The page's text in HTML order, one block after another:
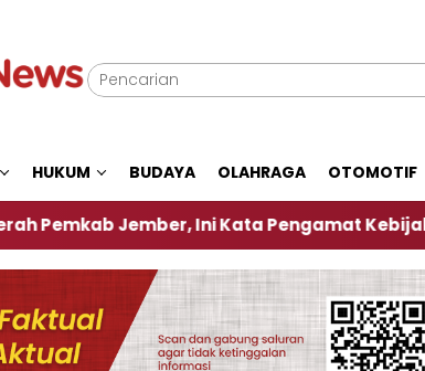
HUKUM BUDAYA OLAHRAGA OTOMOTIF
Jember, Ini Kata Pengamat Kebijakan